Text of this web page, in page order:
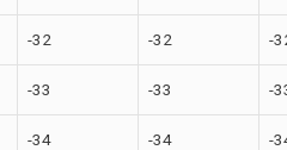
-32 -32 -
-33 -33 -
-34 -34 -